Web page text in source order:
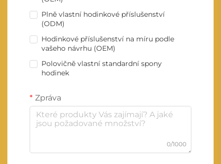
Plně vlastní hodinkové příslušenství
(ODM)
Hodinkové příslušenství na míru podle
vašeho návrhu (OEM)
Polovičně vlastní standardní spony
hodinek
Zpráva
0/1000